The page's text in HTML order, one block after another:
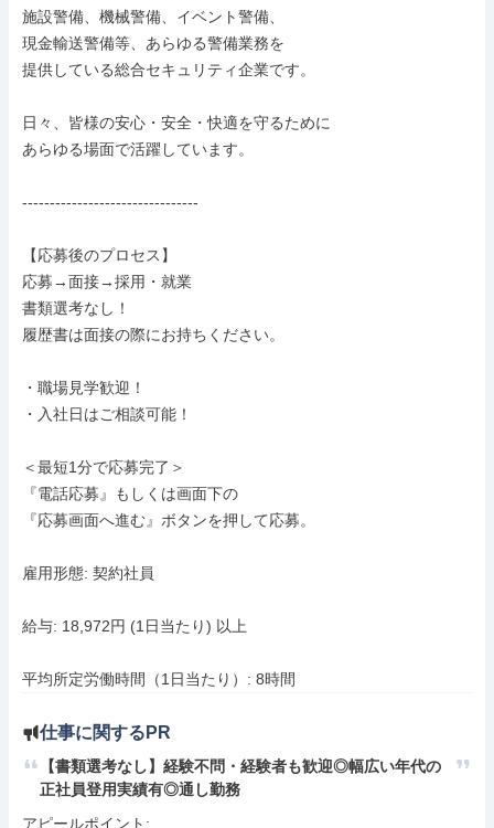
施設警備、機械警備、イベント警備、
現金輸送警備等、あらゆる警備業務を
提供している総合セキュリティ企業です。
日々、皆様の安心・安全・快適を守るために
あらゆる場面で活躍しています。
--------------------------------
【応募後のプロセス】
応募→面接→採用・就業
書類選考なし！
履歴書は面接の際にお持ちください。
・職場見学歓迎！
・入社日はご相談可能！
＜最短1分で応募完了＞
『電話応募』もしくは画面下の
『応募画面へ進む』ボタンを押して応募。
雇用形態: 契約社員
給与: 18,972円 (1日当たり) 以上
平均所定労働時間（1日当たり）: 8時間
仕事に関するPR
【書類選考なし】経験不問・経験者も歓迎◎幅広い年代の
正社員登用実績有◎通し勤務
アピールポイント: